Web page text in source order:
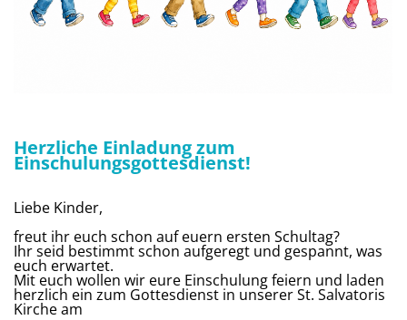
Herzliche Einladung zum
Einschulungsgottesdienst!
Liebe Kinder,
freut ihr euch schon auf euern ersten Schultag?
Ihr seid bestimmt schon aufgeregt und gespannt, was
euch erwartet.
Mit euch wollen wir eure Einschulung feiern und laden
herzlich ein zum Gottesdienst in unserer St. Salvatoris
Kirche am